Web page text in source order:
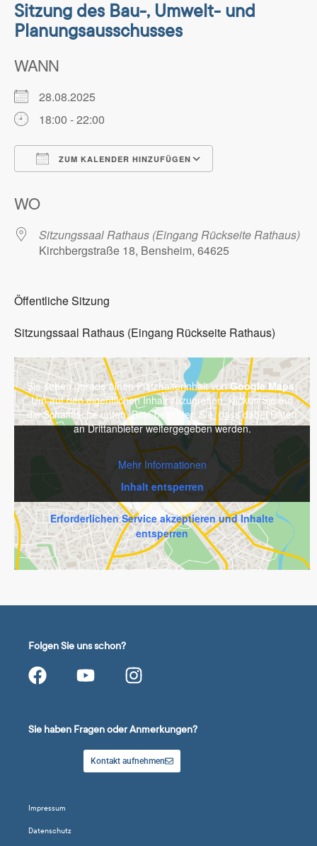
Sitzung des Bau-, Umwelt- und
Planungsausschusses
WANN
28.08.2025
18:00 - 22:00
ZUM KALENDER HINZUFÜGEN
WO
Sitzungssaal Rathaus (Eingang Rückseite Rathaus)
Kirchbergstraße 18, Bensheim, 64625
Öffentliche Sitzung
Sitzungssaal Rathaus (Eingang Rückseite Rathaus)
Sie sehen gerade einen Platzhalterinhalt vonGoogle Maps.
Um auf den eigentlichen Inhalt zuzugreifen, klicken Sie auf
die Schaltfläche unten. Bitte beachten Sie, dass dabei Daten
an Drittanbieter weitergegeben werden.
Mehr Informationen
Inhalt entsperren
Erforderlichen Service akzeptieren und Inhalte
entsperren
Folgen Sie uns schon?
Sie haben Fragen oder Anmerkungen?
Kontakt aufnehmen
Impressum
Datenschutz